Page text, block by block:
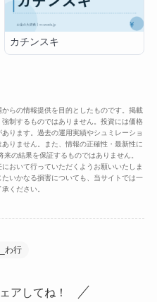
カチンスキ
らの情報提供を目的としたものです。掲載
制するものではありません。投資には価格
ります。過去の運用実績やシュミレーショ
りません。また、情報の正確性・最新性に
の結果を保証するものではありません。
おいて行っていただくようお願いいたしま
いかなる損害についても、当サイトでは一
ください。
わ行
アしてね！